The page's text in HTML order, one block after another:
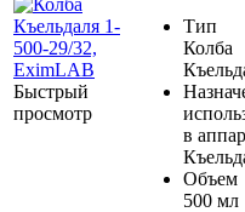
Быстрый
просмотр
Тип
Колба
в
Объем
500 мл